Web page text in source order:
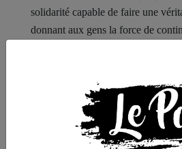
solidarité capable de faire une
donnant aux gens la force de
triompher même dans les
Lien vers les photos et vidéos